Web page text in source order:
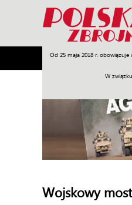
Od 25 maja 2018 r.
W
Armia Poligon
Wojskowy most